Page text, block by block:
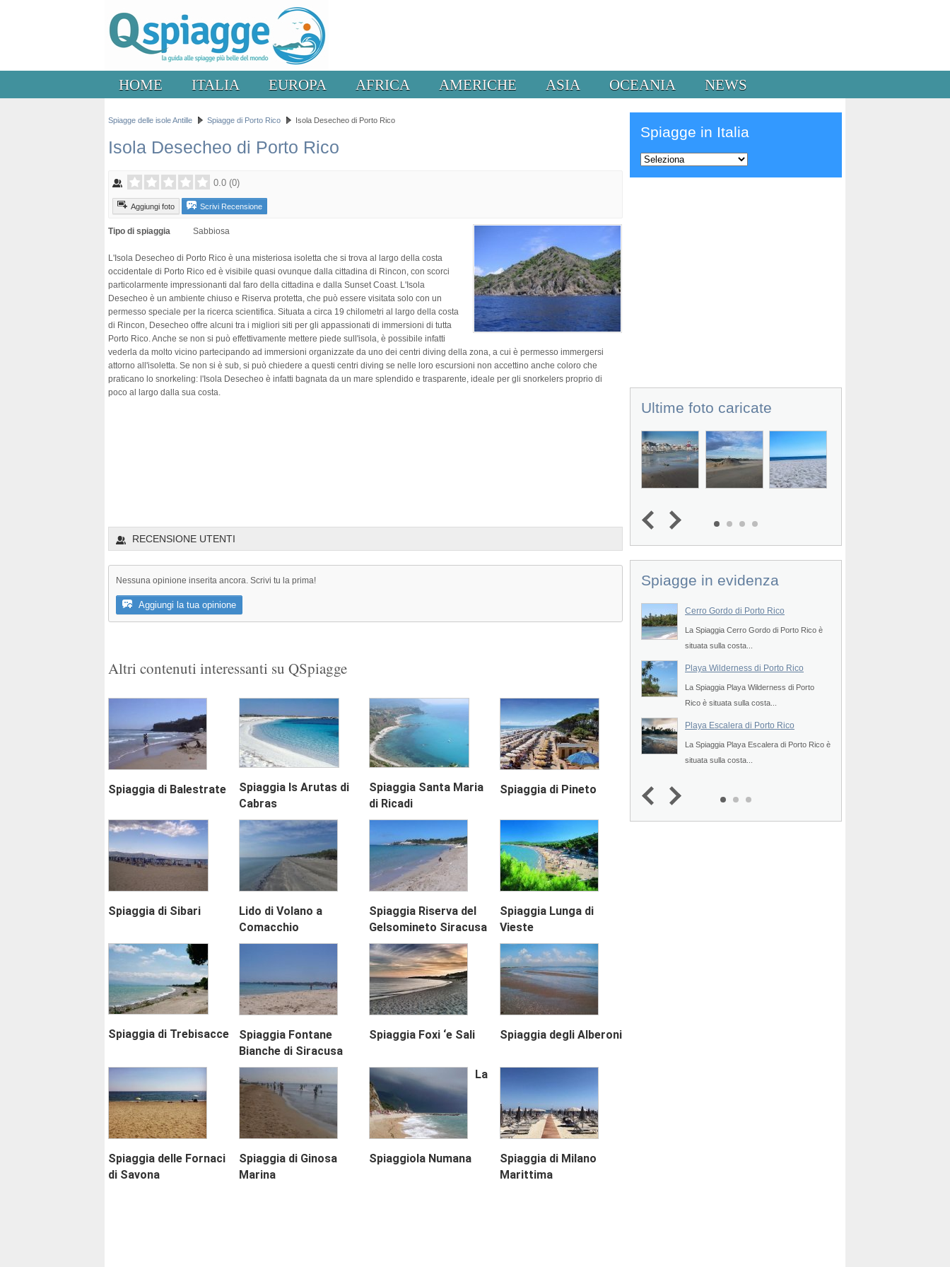
HOME ITALIA EUROPA AFRICA AMERICHE ASIA OCEANIA NEWS
Spiagge delle isole Antille Spiagge di Porto Rico Isola Desecheo di Porto Rico
Isola Desecheo di Porto Rico
0.0 (0)
Aggiungi foto Scrivi Recensione
Tipo di spiaggia Sabbiosa
L'Isola Desecheo di Porto Rico è una misteriosa isoletta che si trova al largo della costa
occidentale di Porto Rico ed è visibile quasi ovunque dalla cittadina di Rincon, con scorci
particolarmente impressionanti dal faro della cittadina e dalla Sunset Coast. L'Isola
Desecheo è un ambiente chiuso e Riserva protetta, che può essere visitata solo con un
permesso speciale per la ricerca scientifica. Situata a circa 19 chilometri al largo della costa
di Rincon, Desecheo offre alcuni tra i migliori siti per gli appassionati di immersioni di tutta
Porto Rico. Anche se non si può effettivamente mettere piede sull'isola, è possibile infatti
vederla da molto vicino partecipando ad immersioni organizzate da uno dei centri diving della zona, a cui è permesso immergersi
attorno all'isoletta. Se non si è sub, si può chiedere a questi centri diving se nelle loro escursioni non accettino anche coloro che
praticano lo snorkeling: l'Isola Desecheo è infatti bagnata da un mare splendido e trasparente, ideale per gli snorkelers proprio di
poco al largo dalla sua costa.
RECENSIONE UTENTI
Nessuna opinione inserita ancora. Scrivi tu la prima!
Aggiungi la tua opinione
Altri contenuti interessanti su QSpiagge
Spiaggia di Balestrate
Spiaggia Is Arutas di
Cabras
Spiaggia Santa Maria
di Ricadi
Spiaggia di Pineto
Spiaggia di Sibari
Lido di Volano a
Comacchio
Spiaggia Riserva del
Gelsomineto Siracusa
Spiaggia Lunga di
Vieste
Spiaggia di Trebisacce
Spiaggia Fontane
Bianche di Siracusa
Spiaggia Foxi ‘e Sali Spiaggia degli Alberoni
Spiaggia delle Fornaci
di Savona
Spiaggia di Ginosa
Marina
La
Spiaggiola Numana
Spiaggia di Milano
Marittima
Spiagge in Italia
Ultime foto caricate
1 2 3 4
Spiagge in evidenza
Rico è situata sulla...
River Mouth di Porto Rico
La Spiaggia River Mouth di Porto Rico è
situata sulla costa...
Cerro Gordo di Porto Rico
La Spiaggia Cerro Gordo di Porto Rico è
situata sulla costa...
Playa Wilderness di Porto Rico
La Spiaggia Playa Wilderness di Porto
Rico è situata sulla costa...
Playa Escalera di Porto Rico
La Spiaggia Playa Escalera di Porto Rico è
situata sulla costa...